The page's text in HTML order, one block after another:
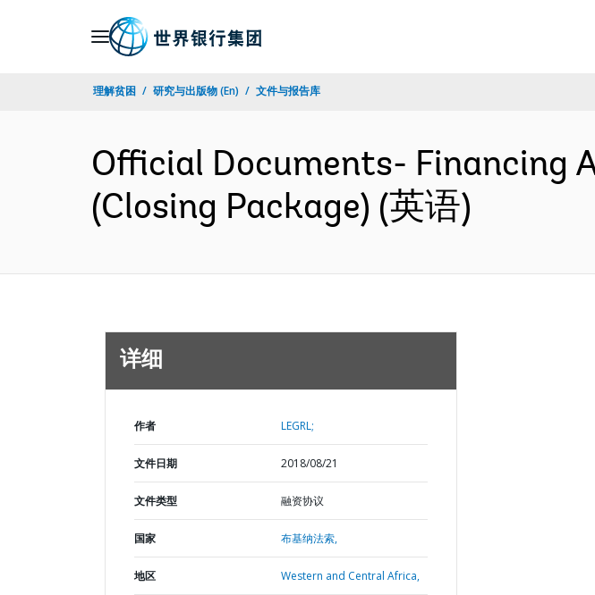
理解贫困 研究与出版物 (En) 文件与报告库
Official Documents- Financing
(Closing Package) (英语)
详细
作者 LEGRL;
文件日期 2018/08/21
文件类型 融资协议
国家 布基纳法索,
地区 Western and Central Africa,